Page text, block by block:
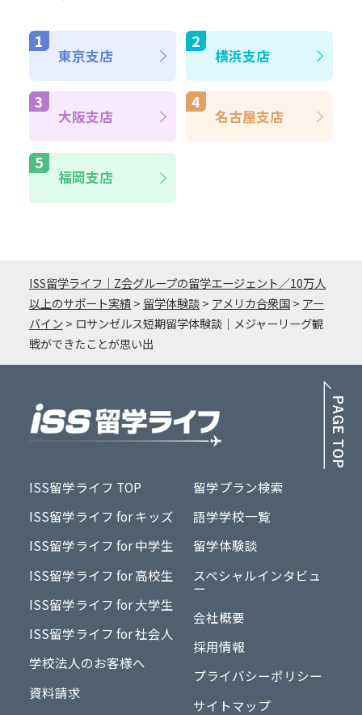
東京支店 横浜支店
大阪支店 名古屋支店
福岡支店
ISS留学ライフ｜Z会グループの留学エージェント／10万人
以上のサポート実績> 留学体験談> アメリカ合衆国> アー
バイン > ロサンゼルス短期留学体験談｜メジャーリーグ観
戦ができたことが思い出
ISS留学ライフ TOP
ISS留学ライフ for キッズ
ISS留学ライフ for 中学生
ISS留学ライフ for 高校生
ISS留学ライフ for 大学生
ISS留学ライフ for 社会人
学校法人のお客様へ
資料請求
留学プラン検索
語学学校一覧
留学体験談
スペシャルインタビュ
ー
会社概要
採用情報
プライバシーポリシー
サイトマップ